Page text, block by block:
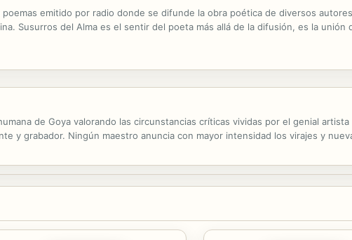
emitido por radio donde se difunde la obra poética de diversos
Susurros del Alma es el sentir del poeta más allá de la difusión, es la unión
de Goya valorando las circunstancias críticas vividas por el genial
y grabador. Ningún maestro anuncia con mayor intensidad los virajes y